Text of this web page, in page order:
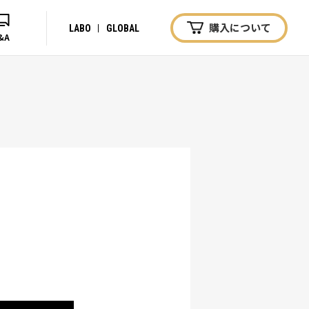
購入について
LABO GLOBAL